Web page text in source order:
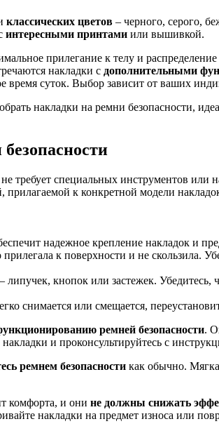
классических цветов – черного, серого,
интересными принтами или вышивкой.
прилегание к телу и
накладки с дополнительными
суток. Выбор зависит от ваших
накладки на ремни безопасности,
требует специальных инструментов
прилагаемой к конкретной модели
надежное крепление накладок и
к поверхности и не скользила.
кнопок или застежек. Убедитесь,
снимается или смещается,
ремней безопасности.
и проконсультируйтесь с
ремнем безопасности как обычно.
комфорта, и они не должны снижать
накладки на предмет износа или